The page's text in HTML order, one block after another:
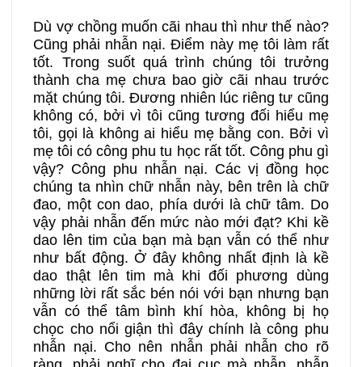
Dù vợ chồng muốn cãi nhau thì như thế nào?
Cũng phải nhẫn nại. Điểm này mẹ tôi làm rất
tốt. Trong suốt quá trình chúng tôi trưởng
thành cha mẹ chưa bao giờ cãi nhau trước
mặt chúng tôi. Đương nhiên lúc riêng tư cũng
không có, bởi vì tôi cũng tương đối hiểu mẹ
tôi, gọi là không ai hiểu mẹ bằng con. Bởi vì
mẹ tôi có công phu tu học rất tốt. Công phu gì
vậy? Công phu nhẫn nại. Các vị đồng học
chúng ta nhìn chữ nhẫn này, bên trên là chữ
đao, một con dao, phía dưới là chữ tâm. Do
vậy phải nhẫn đến mức nào mới đạt? Khi kề
dao lên tim của bạn mà bạn vẫn có thể như
như bất động. Ở đây không nhất định là kề
dao thật lên tim mà khi đối phương dùng
những lời rất sắc bén nói với bạn nhưng bạn
vẫn có thể tâm bình khí hòa, không bị họ
chọc cho nổi giận thì đây chính là công phu
nhẫn nại. Cho nên nhẫn phải nhẫn cho rõ